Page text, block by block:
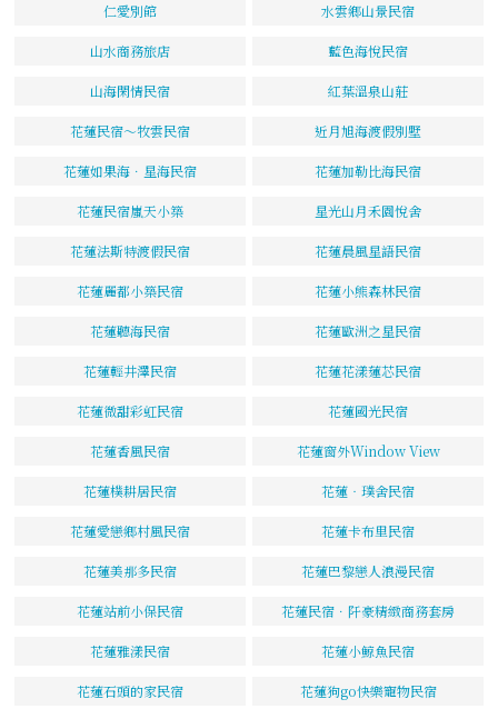
仁愛別館 水雲鄉山景民宿
山水商務旅店 藍色海悅民宿
山海閑情民宿 紅葉溫泉山莊
花蓮民宿～牧雲民宿 近月旭海渡假別墅
花蓮如果海．星海民宿 花蓮加勒比海民宿
花蓮民宿嵐天小築 星光山月禾園悅舍
花蓮法斯特渡假民宿 花蓮晨風星語民宿
花蓮麗都小築民宿 花蓮小熊森林民宿
花蓮聽海民宿 花蓮歐洲之星民宿
花蓮輕井澤民宿 花蓮花漾蓮芯民宿
花蓮微甜彩虹民宿 花蓮國光民宿
花蓮香風民宿 花蓮窗外Window View
花蓮樸耕居民宿 花蓮‧璞舍民宿
花蓮愛戀鄉村風民宿 花蓮卡布里民宿
花蓮美那多民宿 花蓮巴黎戀人浪漫民宿
花蓮站前小保民宿 花蓮民宿．阡豪精緻商務套房
花蓮雅漾民宿 花蓮小鯨魚民宿
花蓮石頭的家民宿 花蓮狗go快樂寵物民宿